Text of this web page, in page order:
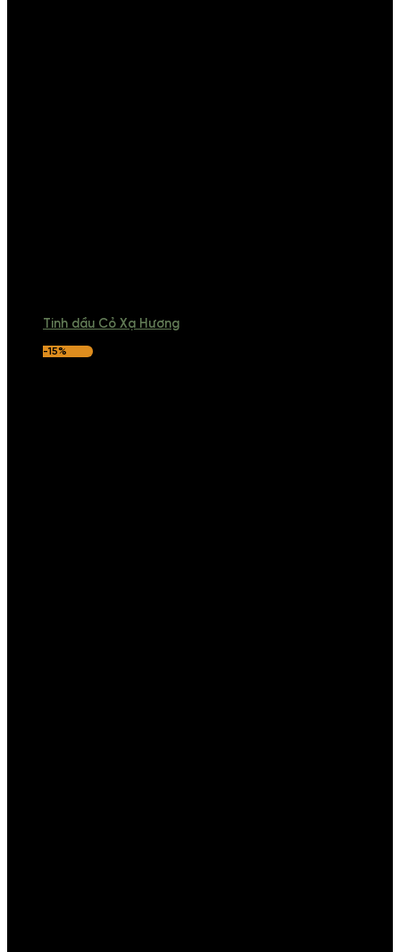
Tinh dầu Cỏ Xạ Hương
-15%